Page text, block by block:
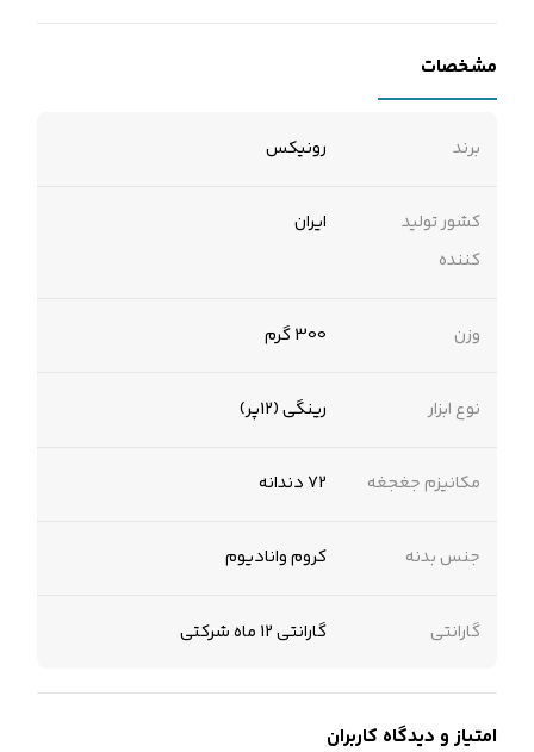
مشخصات
برند رونیکس
کشور تولید
کننده
ایران
وزن 300 گرم
نوع ابزار رینگی (12پر)
مکانیزم جغجغه 72 دندانه
جنس بدنه کروم وانادیوم
گارانتی گارانتی 12 ماه شرکتی
امتیاز و دیدگاه کاربران